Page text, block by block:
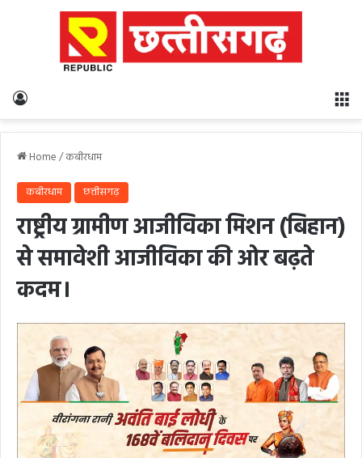
Home/कबीरधाम
कबीरधाम छत्तीसगढ़
राष्ट्रीय ग्रामीण आजीविका मिशन (बिहान)
से समावेशी आजीविका की ओर बढ़ते
कदम।